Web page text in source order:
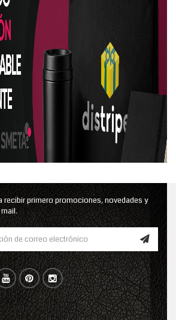
recibir primero promociones, novedades y